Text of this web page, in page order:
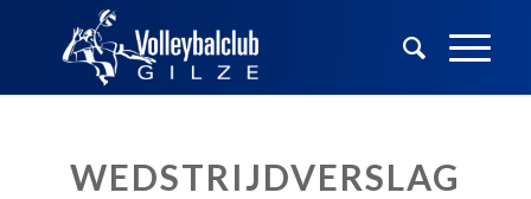
WEDSTRIJDVERSLAG